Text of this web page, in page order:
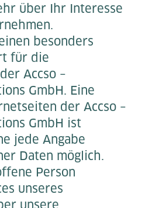
über Ihr Interesse
besonders
für die
Accso –
GmbH. Eine
der Accso –
GmbH ist
jede Angabe
Daten möglich.
Person
unseres